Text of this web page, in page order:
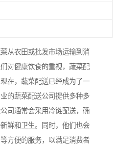
从农田或批发市场运输到消
对健康饮食的重视，蔬菜配
在，蔬菜配送已经成为了一
的蔬菜配送公司提供多种多
司通常会采用冷链配送，确
鲜和卫生。同时，他们也会
方便的服务，以满足消费者